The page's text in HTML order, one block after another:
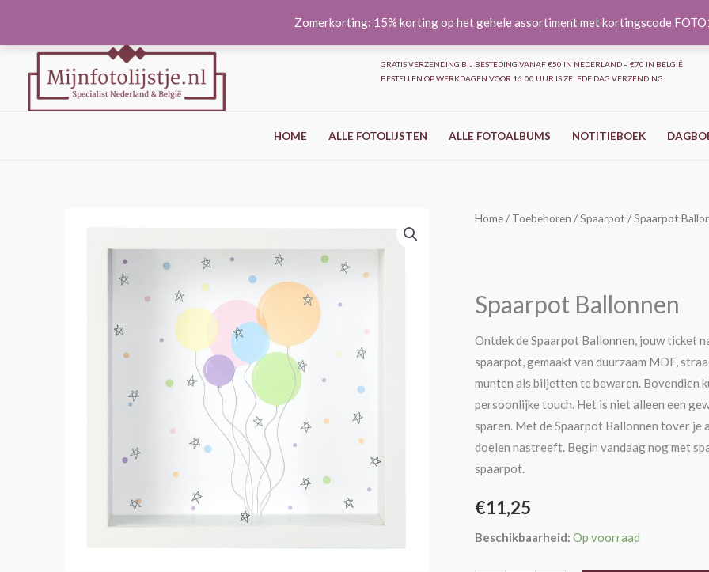
Zomerkorting: 15% korting op het gehele assortiment met kortingscode
inhoud
GRATIS VERZENDING BIJ BESTEDING VANAF €50 IN NEDERLAND – €70 IN BELGIË
BESTELLEN OP WERKDAGEN VOOR 16:00 UUR IS ZELFDE DAG VERZENDING
HOME ALLE FOTOLIJSTEN ALLE FOTOALBUMS NOTITIEBOEK
Home/ Toebehoren /Spaarpot / Spaarpot
Spaarpot Ballonnen
Ontdek de Spaarpot Ballonnen, jouw ticket
spaarpot, gemaakt van duurzaam MDF,
munten als biljetten te bewaren. Bovendien
persoonlijke touch. Het is niet alleen een
sparen. Met de Spaarpot Ballonnen tover
doelen nastreeft. Begin vandaag nog met
spaarpot.
€11,25
Beschikbaarheid: Op voorraad
Spaarpot